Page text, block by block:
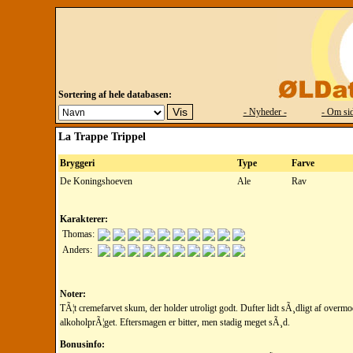
Sortering af hele databasen:
- Nyheder -
- Om
La Trappe Trippel
Bryggeri Type
Farve
De Koningshoeven
Ale Rav
Karakterer:
Thomas:
Anders:
Noter:
TÃ¦t cremefarvet skum, der holder utroligt godt. Dufter lidt sÃ¸dligt af
alkoholprÃ¦get. Eftersmagen er bitter, men stadig meget sÃ¸d.
Bonusinfo: